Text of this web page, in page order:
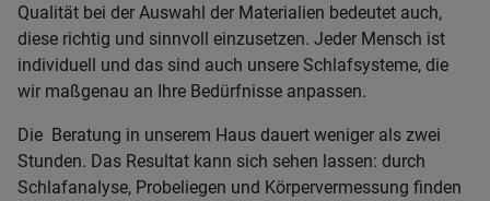
Qualität bei der Auswahl der Materialien bedeutet auch,
diese richtig und sinnvoll einzusetzen. Jeder Mensch ist
individuell und das sind auch unsere Schlafsysteme, die
wir maßgenau an Ihre Bedürfnisse anpassen.
Die Beratung in unserem Haus dauert weniger als zwei
Stunden. Das Resultat kann sich sehen lassen: durch
Schlafanalyse, Probeliegen und Körpervermessung finden